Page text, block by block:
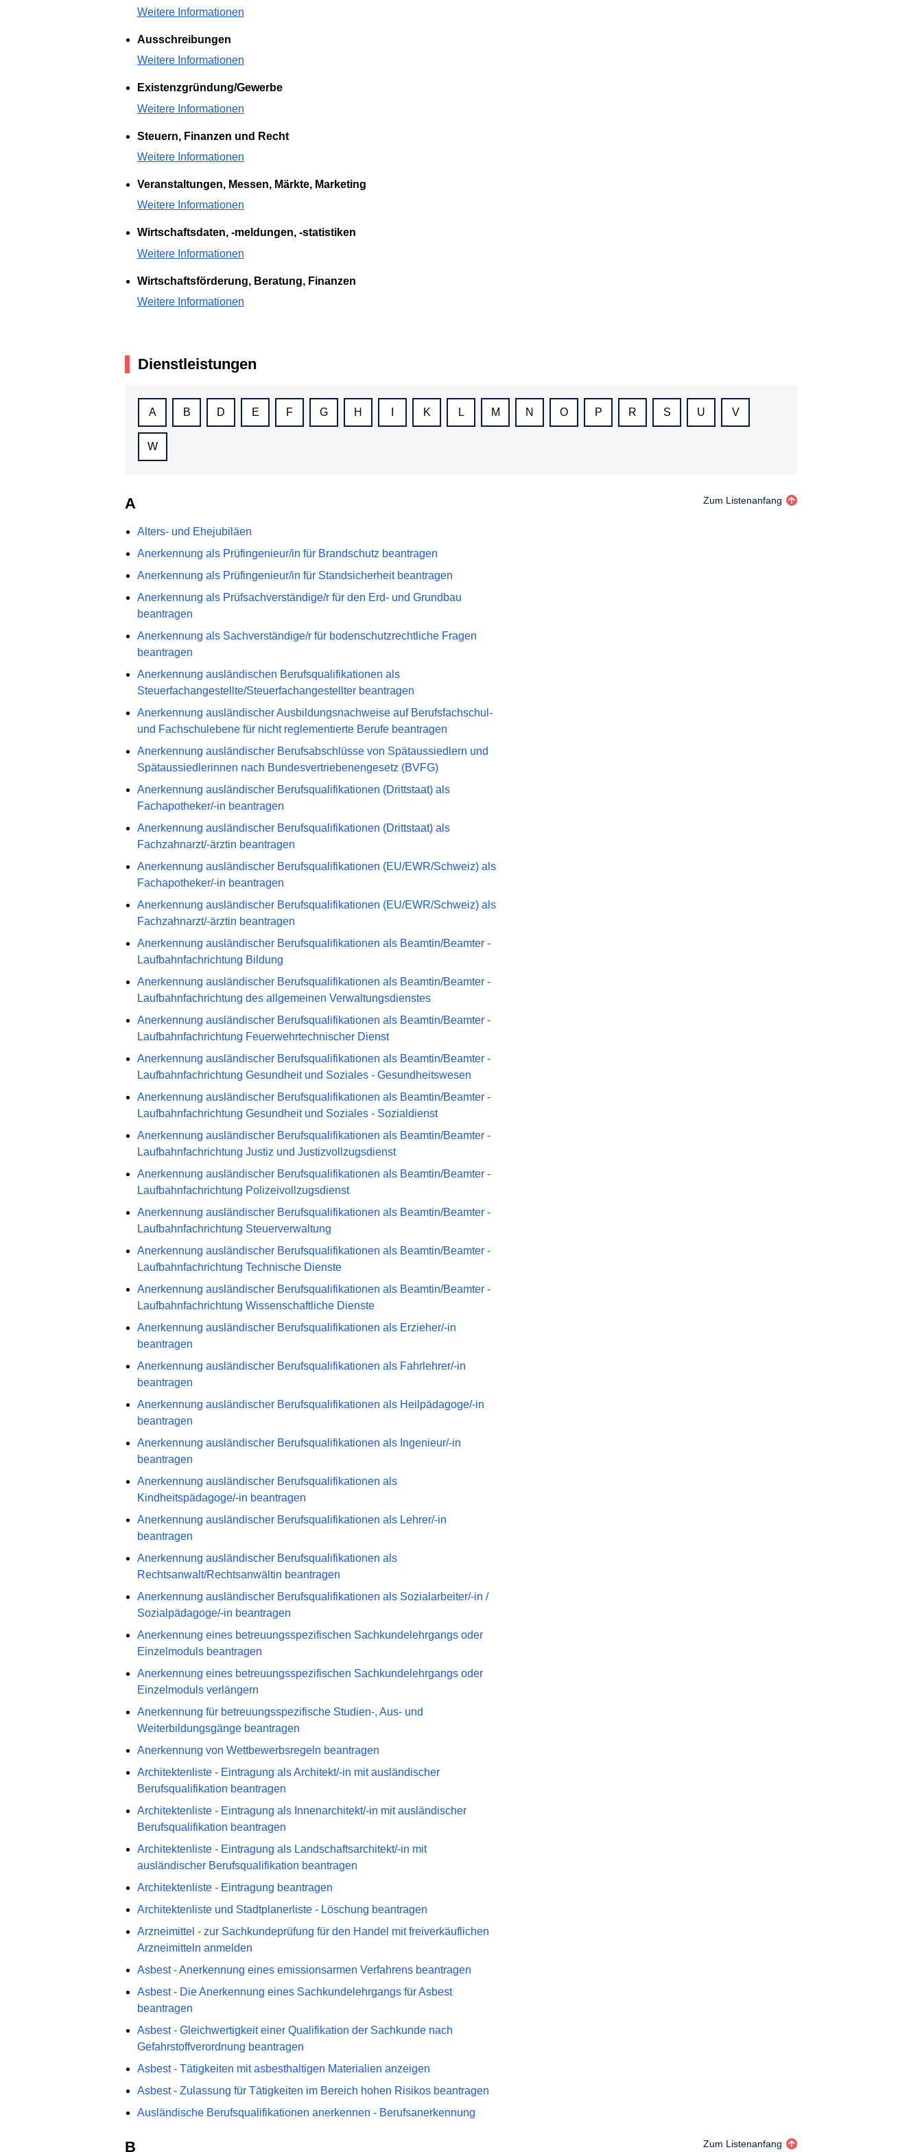
Weitere Informationen
Ausschreibungen
Weitere Informationen
Existenzgründung/Gewerbe
Weitere Informationen
Steuern, Finanzen und Recht
Weitere Informationen
Veranstaltungen, Messen, Märkte, Marketing
Weitere Informationen
Wirtschaftsdaten, -meldungen, -statistiken
Weitere Informationen
Wirtschaftsförderung, Beratung, Finanzen
Weitere Informationen
Dienstleistungen
A B D E F G H K L M N O P R S U V
W
A Zum Listenanfang
Alters- und Ehejubiläen
Anerkennung als Prüfingenieur/in für Brandschutz beantragen
Anerkennung als Prüfingenieur/in für Standsicherheit beantragen
Anerkennung als Prüfsachverständige/r für den Erd- und Grundbau
beantragen
Anerkennung als Sachverständige/r für bodenschutzrechtliche Fragen
beantragen
Anerkennung ausländischen Berufsqualifikationen als
Steuerfachangestellte/Steuerfachangestellter beantragen
Anerkennung ausländischer Ausbildungsnachweise auf Berufsfachschul-
und Fachschulebene für nicht reglementierte Berufe beantragen
Anerkennung ausländischer Berufsabschlüsse von Spätaussiedlern und
Spätaussiedlerinnen nach Bundesvertriebenengesetz (BVFG)
Anerkennung ausländischer Berufsqualifikationen (Drittstaat) als
Fachapotheker/-in beantragen
Anerkennung ausländischer Berufsqualifikationen (Drittstaat) als
Fachzahnarzt/-ärztin beantragen
Anerkennung ausländischer Berufsqualifikationen (EU/EWR/Schweiz) als
Fachapotheker/-in beantragen
Anerkennung ausländischer Berufsqualifikationen (EU/EWR/Schweiz) als
Fachzahnarzt/-ärztin beantragen
Anerkennung ausländischer Berufsqualifikationen als Beamtin/Beamter -
Laufbahnfachrichtung Bildung
Anerkennung ausländischer Berufsqualifikationen als Beamtin/Beamter -
Laufbahnfachrichtung des allgemeinen Verwaltungsdienstes
Anerkennung ausländischer Berufsqualifikationen als Beamtin/Beamter -
Laufbahnfachrichtung Feuerwehrtechnischer Dienst
Anerkennung ausländischer Berufsqualifikationen als Beamtin/Beamter -
Laufbahnfachrichtung Gesundheit und Soziales - Gesundheitswesen
Anerkennung ausländischer Berufsqualifikationen als Beamtin/Beamter -
Laufbahnfachrichtung Gesundheit und Soziales - Sozialdienst
Anerkennung ausländischer Berufsqualifikationen als Beamtin/Beamter -
Laufbahnfachrichtung Justiz und Justizvollzugsdienst
Anerkennung ausländischer Berufsqualifikationen als Beamtin/Beamter -
Laufbahnfachrichtung Polizeivollzugsdienst
Anerkennung ausländischer Berufsqualifikationen als Beamtin/Beamter -
Laufbahnfachrichtung Steuerverwaltung
Anerkennung ausländischer Berufsqualifikationen als Beamtin/Beamter -
Laufbahnfachrichtung Technische Dienste
Anerkennung ausländischer Berufsqualifikationen als Beamtin/Beamter -
Laufbahnfachrichtung Wissenschaftliche Dienste
Anerkennung ausländischer Berufsqualifikationen als Erzieher/-in
beantragen
Anerkennung ausländischer Berufsqualifikationen als Fahrlehrer/-in
beantragen
Anerkennung ausländischer Berufsqualifikationen als Heilpädagoge/-in
beantragen
Anerkennung ausländischer Berufsqualifikationen als Ingenieur/-in
beantragen
Anerkennung ausländischer Berufsqualifikationen als
Kindheitspädagoge/-in beantragen
Anerkennung ausländischer Berufsqualifikationen als Lehrer/-in
beantragen
Anerkennung ausländischer Berufsqualifikationen als
Rechtsanwalt/Rechtsanwältin beantragen
Anerkennung ausländischer Berufsqualifikationen als Sozialarbeiter/-in /
Sozialpädagoge/-in beantragen
Anerkennung eines betreuungsspezifischen Sachkundelehrgangs oder
Einzelmoduls beantragen
Anerkennung eines betreuungsspezifischen Sachkundelehrgangs oder
Einzelmoduls verlängern
Anerkennung für betreuungsspezifische Studien-, Aus- und
Weiterbildungsgänge beantragen
Anerkennung von Wettbewerbsregeln beantragen
Architektenliste - Eintragung als Architekt/-in mit ausländischer
Berufsqualifikation beantragen
Architektenliste - Eintragung als Innenarchitekt/-in mit ausländischer
Berufsqualifikation beantragen
Architektenliste - Eintragung als Landschaftsarchitekt/-in mit
ausländischer Berufsqualifikation beantragen
Architektenliste - Eintragung beantragen
Architektenliste und Stadtplanerliste - Löschung beantragen
Arzneimittel - zur Sachkundeprüfung für den Handel mit freiverkäuflichen
Arzneimitteln anmelden
Asbest - Anerkennung eines emissionsarmen Verfahrens beantragen
Asbest - Die Anerkennung eines Sachkundelehrgangs für Asbest
beantragen
Asbest - Gleichwertigkeit einer Qualifikation der Sachkunde nach
Gefahrstoffverordnung beantragen
Asbest - Tätigkeiten mit asbesthaltigen Materialien anzeigen
Asbest - Zulassung für Tätigkeiten im Bereich hohen Risikos beantragen
Ausländische Berufsqualifikationen anerkennen - Berufsanerkennung
B Zum Listenanfang